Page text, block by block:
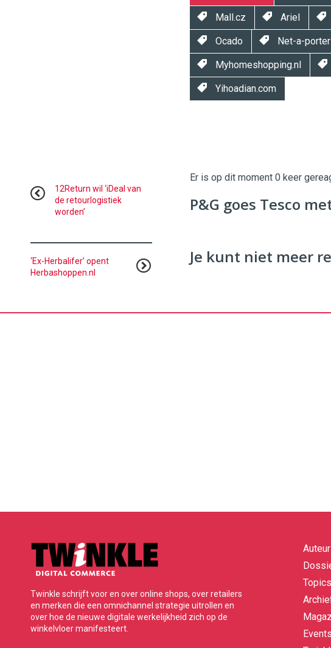
Mall.cz Ariel
Ocado Net-a-porter
Myhomeshopping.nl
Yihoadian.com
Digital
9654
Er is op dit moment 0 keer
P&G goes Tesco
Je kunt niet meer
12Return wil ‘iDeal van
de retourlogistiek
worden’
‘Ex-Herbalifer’ opent
Herbashoppen.nl
Twinkle schrijft voor en over online shops, over retailers
en merken die een omnichannel strategie uitrollen en
over hoe de nieuwe digitale werkelijkheid zich op de
winkelvloer manifesteert.
Quick
links
Topics
Events